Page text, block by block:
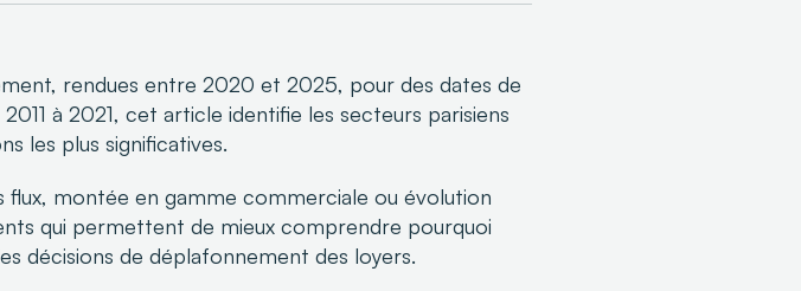
rendues entre 2020 et 2025, pour des dates de
à 2021, cet article identifie les secteurs parisiens
les plus significatives.
flux, montée en gamme commerciale ou évolution
qui permettent de mieux comprendre pourquoi
décisions de déplafonnement des loyers.